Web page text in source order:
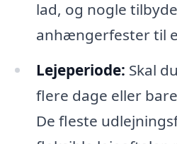
lad, og nogle
anhængerfester til
Lejeperiode: Skal
flere dage eller
De fleste